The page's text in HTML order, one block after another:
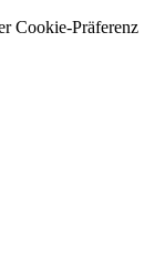
Cookie-Präferenz